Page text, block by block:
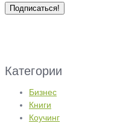
Категории
Бизнес
Книги
Коучинг